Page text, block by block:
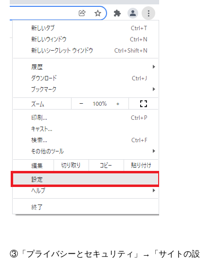
③「プライバシーとセキュリティ」→「サイトの設